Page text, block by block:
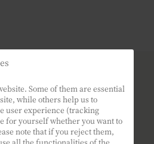
COCO
Some of them are essential
while others help us to
user experience (tracking
for yourself whether you want to
note that if you reject them,